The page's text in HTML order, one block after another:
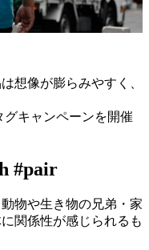
想像が膨らみやすく、
グキャンペーンを開催
#pair
物や生き物の兄弟・家
関係性が感じられるも